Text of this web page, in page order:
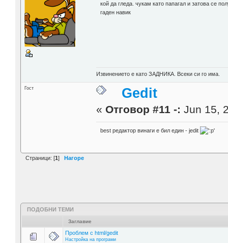
кой да гледа. чукам като папагал и затова се
гаден навик
Извинението е като ЗАДНИКА. Всеки си го има.
Гост Gedit
« Отговор #11 -: Jun 15,
best редактор винаги е бил един - jedit
Страници: [1] Нагоре
ПОДОБНИ ТЕМИ
Заглавие
Проблем с html/gedit
Настройка на програми